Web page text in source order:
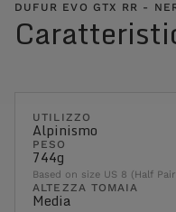
DUFUR EVO GTX RR -
UTILIZZO
Alpinismo
PESO
744g
Based on size US 8 (Half
ALTEZZA TOMAIA
Media